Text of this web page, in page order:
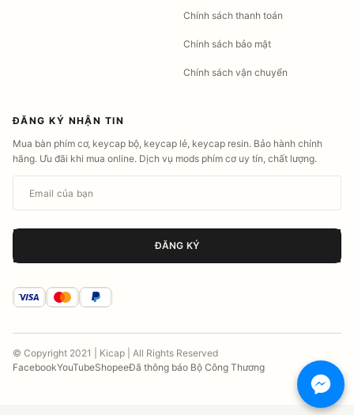
Chính sách thanh toán
Chính sách bảo mật
Chính sách vận chuyển
ĐĂNG KÝ NHẬN TIN
Mua bàn phím cơ, keycap bộ, keycap lẻ, keycap resin. Bảo hành chính
hãng. Ưu đãi khi mua online. Dịch vụ mods phím cơ uy tín, chất lượng.
ĐĂNG KÝ
© Copyright 2021 | Kicap | All Rights Reserved
FacebookYouTubeShopeeĐã thông báo Bộ Công Thương